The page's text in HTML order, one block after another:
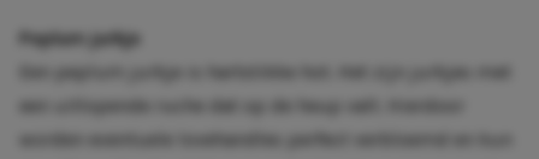
Peplum jurkje
Een peplum jurkje is hartstikke hot. Het zijn jurkjes met
een uitlopende ruche dat op de heup valt. Hierdoor
worden eventuele lovehandles perfect verbloemd en kun